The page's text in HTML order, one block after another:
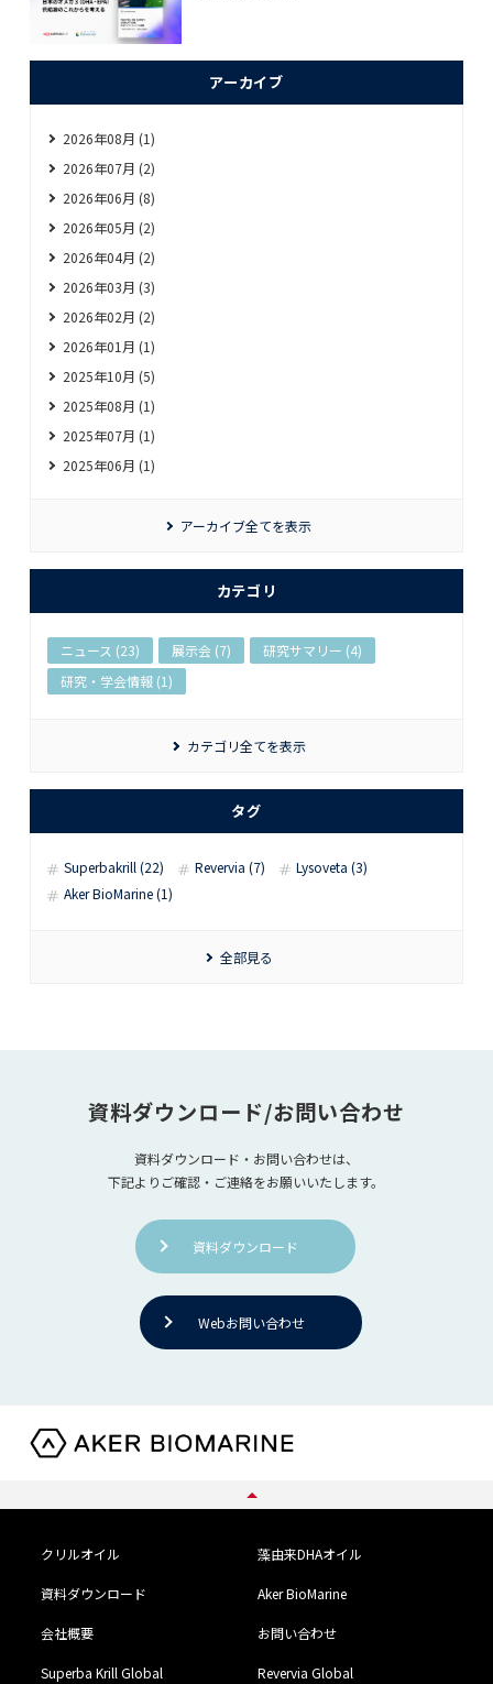
アーカイブ
2026年08月 (1)
2026年07月 (2)
2026年06月 (8)
2026年05月 (2)
2026年04月 (2)
2026年03月 (3)
2026年02月 (2)
2026年01月 (1)
2025年10月 (5)
2025年08月 (1)
2025年07月 (1)
2025年06月 (1)
アーカイブ全てを表示
カテゴリ
ニュース (23) 展示会 (7)
研究サマリー (4)
研究・学会情報 (1)
カテゴリ全てを表示
タグ
Superbakrill (22) Revervia (7)
Lysoveta (3)
Aker BioMarine (1)
全部見る
資料ダウンロード/お問い合わせ
資料ダウンロード・お問い合わせは、
下記よりご確認・ご連絡をお願いいたします。
資料ダウンロード
Webお問い合わせ
クリルオイル
資料ダウンロード
藻由来DHAオイル
Aker BioMarine
会社概要
Superba Krill Global
お問い合わせ
Revervia Global